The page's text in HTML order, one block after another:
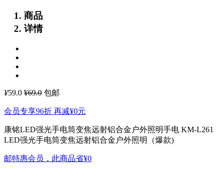
商品
详情
¥59.0 ¥69.0 包邮
会员专享96折 再减¥0元
康铭LED强光手电筒变焦远射铝合金户外照明手电 KM-L261
LED强光手电筒变焦远射铝合金户外照明（爆款)
邮特惠会员，此商品省¥0